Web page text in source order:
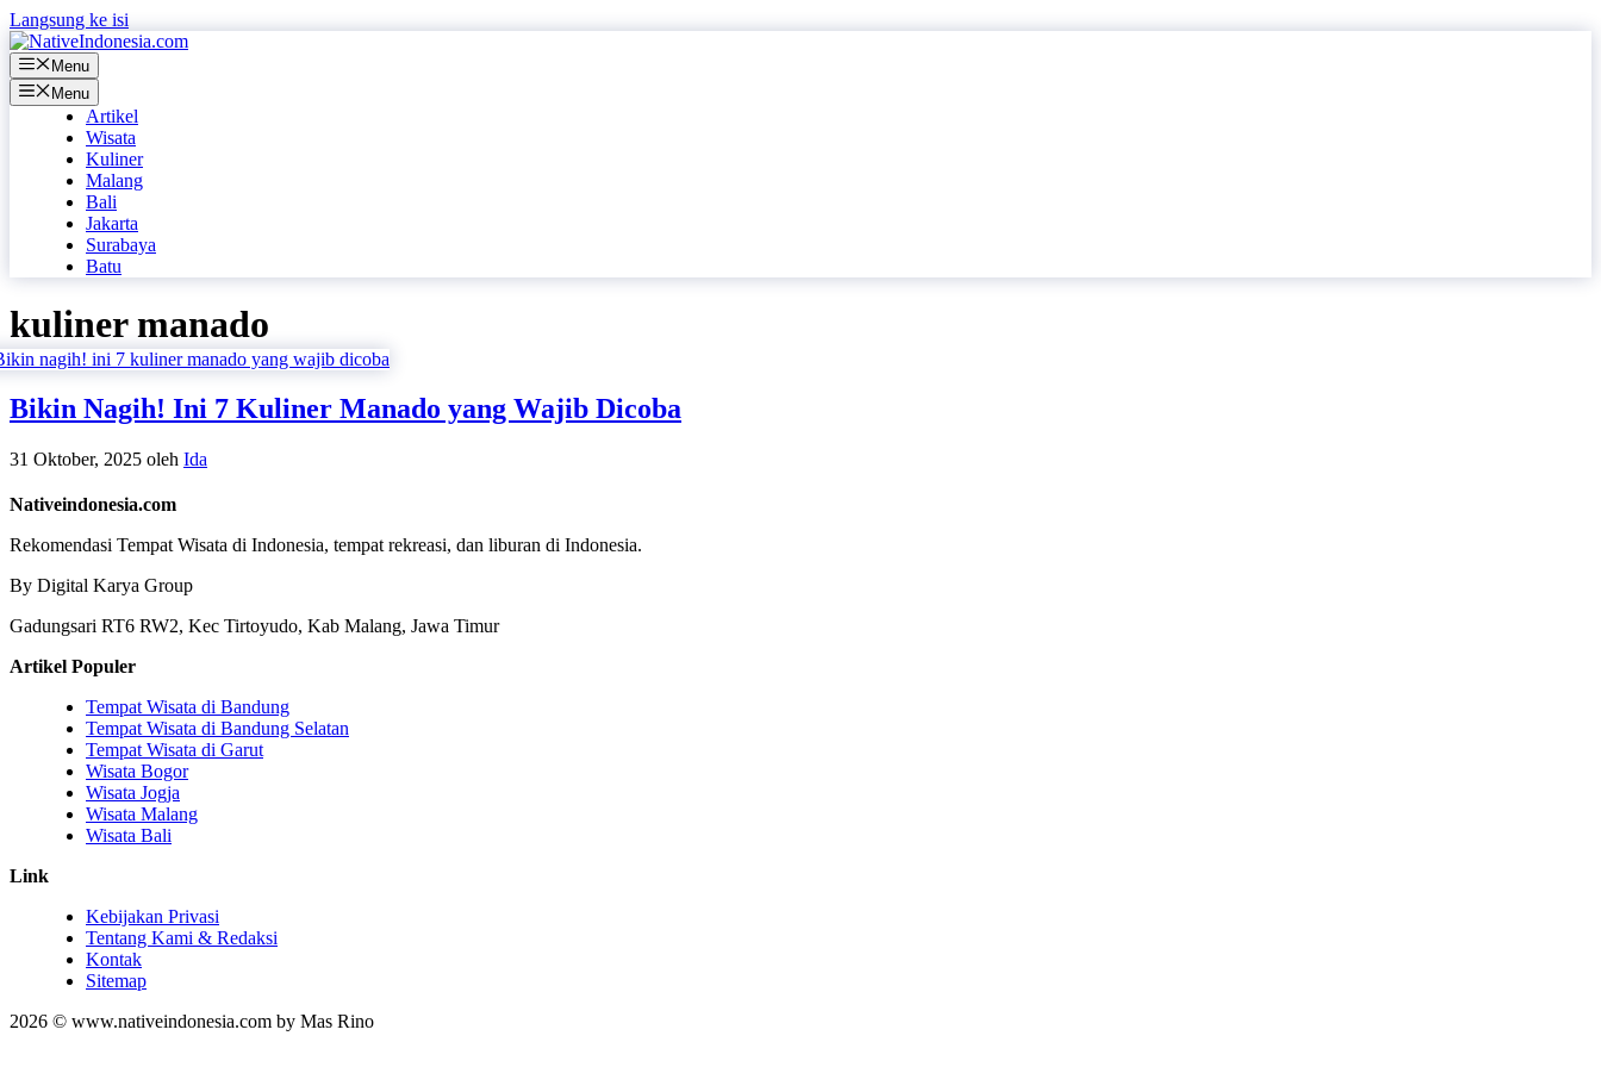
Langsung ke isi
Menu
Menu
Artikel
Wisata
Kuliner
Malang
Bali
Jakarta
Surabaya
Batu
kuliner manado
Bikin Nagih! Ini 7 Kuliner Manado yang Wajib Dicoba
31 Oktober, 2025 oleh Ida
Nativeindonesia.com
Rekomendasi Tempat Wisata di Indonesia, tempat rekreasi, dan liburan di Indonesia.
By Digital Karya Group
Gadungsari RT6 RW2, Kec Tirtoyudo, Kab Malang, Jawa Timur
Artikel Populer
Tempat Wisata di Bandung
Tempat Wisata di Bandung Selatan
Tempat Wisata di Garut
Wisata Bogor
Wisata Jogja
Wisata Malang
Wisata Bali
Link
Kebijakan Privasi
Tentang Kami & Redaksi
Kontak
Sitemap
2026 © www.nativeindonesia.com by Mas Rino